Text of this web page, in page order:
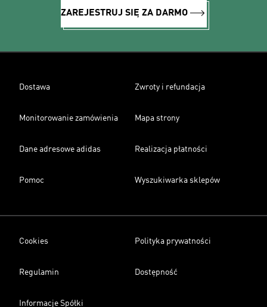
ZAREJESTRUJ SIĘ ZA DARMO
Dostawa Zwroty i refundacja
Monitorowanie zamówienia Mapa strony
Dane adresowe adidas Realizacja płatności
Pomoc Wyszukiwarka sklepów
Cookies Polityka prywatności
Regulamin Dostępność
Informacje Spółki